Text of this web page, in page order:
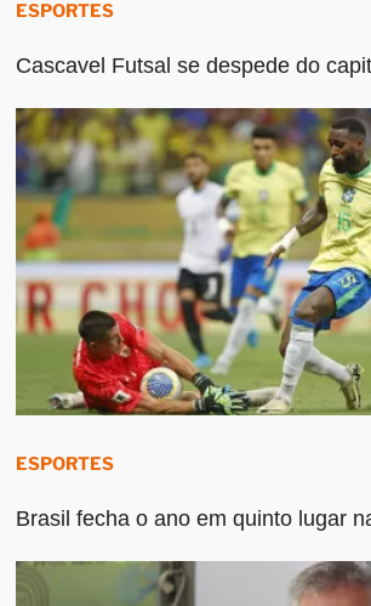
ESPORTES
Cascavel Futsal se despede do
ESPORTES
Brasil fecha o ano em quinto lugar